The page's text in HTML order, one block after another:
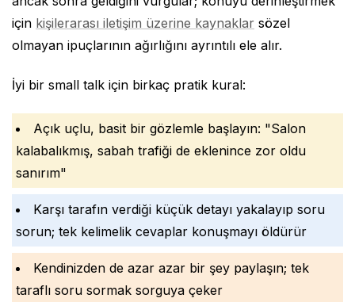
için kişilerarası iletişim üzerine kaynaklar sözel
olmayan ipuçlarının ağırlığını ayrıntılı ele alır.
İyi bir small talk için birkaç pratik kural:
Açık uçlu, basit bir gözlemle başlayın: "Salon
kalabalıkmış, sabah trafiği de eklenince zor oldu
sanırım"
Karşı tarafın verdiği küçük detayı yakalayıp soru
sorun; tek kelimelik cevaplar konuşmayı öldürür
Kendinizden de azar azar bir şey paylaşın; tek
taraflı soru sormak sorguya çeker